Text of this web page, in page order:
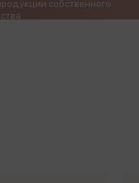
собственного